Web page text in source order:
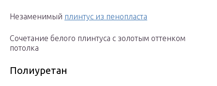
Незаменимый плинтус из пенопласта
Сочетание белого плинтуса с золотым оттенком
потолка
Полиуретан